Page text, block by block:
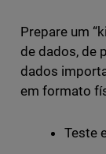
Prepare um
de dados, de
dados
em formato
Teste